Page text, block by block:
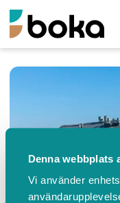
Denna webbplats
Vi använder